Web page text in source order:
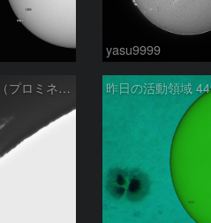
yasu9999
8月6日の太陽②（プロミネン北東縁 ）